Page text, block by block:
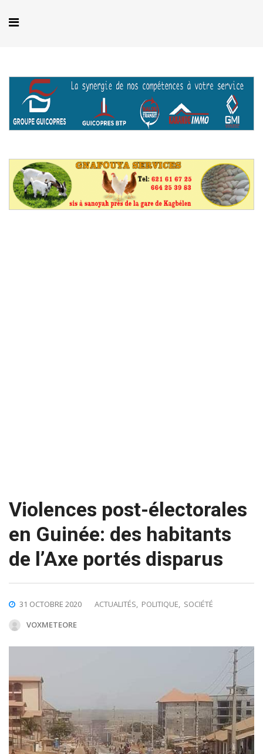
Violences post-électorales
en Guinée: des habitants
de l’Axe portés disparus
31 OCTOBRE 2020 ACTUALITÉS, POLITIQUE, SOCIÉTÉ
VOXMETEORE